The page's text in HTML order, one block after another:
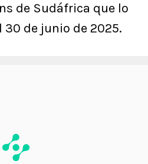
de Sudáfrica que lo
de junio de 2025.